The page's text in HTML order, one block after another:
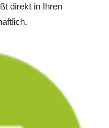
direkt in Ihren